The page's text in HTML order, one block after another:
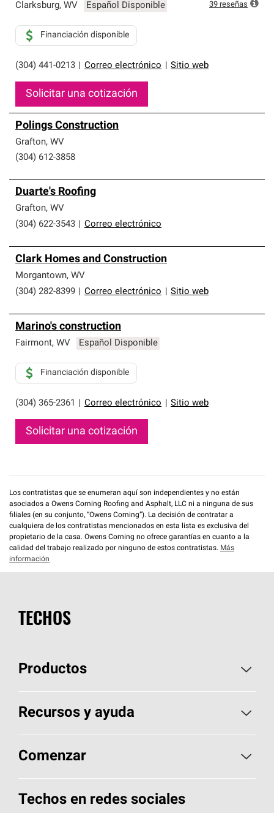
Clarksburg, WV Español Disponible
(304) 441-0213 Correo electrónico Sitio web
Financiación disponible
Solicitar una cotización
39 reseñas
Polings Construction
Grafton, WV
(304) 612-3858
Duarte's Roofing
Grafton, WV
(304) 622-3543
Correo electrónico
Clark Homes and Construction
Morgantown, WV
(304) 282-8399
Correo electrónico Sitio web
Marino's construction
Fairmont, WV Español Disponible
(304) 365-2361 Correo electrónico Sitio web
Financiación disponible
Solicitar una cotización
Los contratistas que se enumeran aquí son independientes y no están
asociados a Owens Corning Roofing and Asphalt, LLC ni a ninguna de sus
filiales (en su conjunto, “Owens Corning”). La decisión de contratar a
cualquiera de los contratistas mencionados en esta lista es exclusiva del
propietario de la casa. Owens Corning no ofrece garantías en cuanto a la
calidad del trabajo realizado por ninguno de estos contratistas. Más
información
TECHOS
Productos
Elija sus tejas
Encuentre un contratista
Componentes para techos
Recursos y ayuda
Aspectos básicos sobre techos
Herramientas de diseño y color
Comenzar
Llame al 1-800-GET-PINK®
Techos en redes sociales